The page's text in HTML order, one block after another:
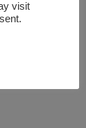
visit